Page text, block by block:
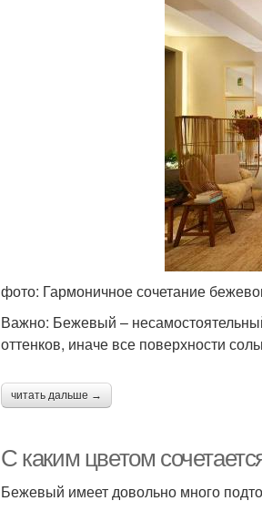
фото: Гармоничное сочетание
Важно: Бежевый –
оттенков, иначе все поверхности
читать дальше →
С каким цветом
Бежевый имеет довольно много